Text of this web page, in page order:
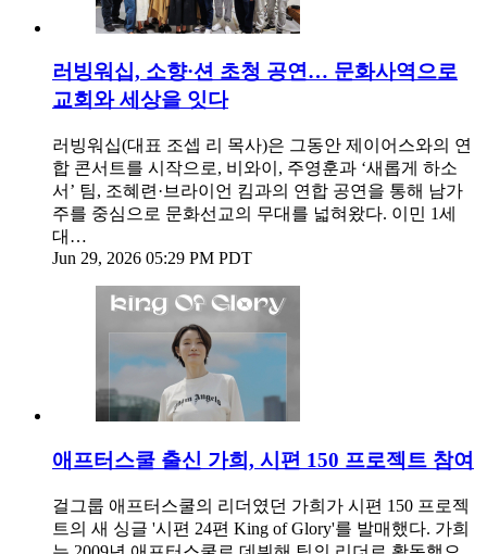
러빙워십, 소향·션 초청 공연… 문화사역으로
교회와 세상을 잇다
러빙워십(대표 조셉 리 목사)은 그동안 제이어스와의 연
합 콘서트를 시작으로, 비와이, 주영훈과 ‘새롭게 하소
서’ 팀, 조혜련·브라이언 킴과의 연합 공연을 통해 남가
주를 중심으로 문화선교의 무대를 넓혀왔다. 이민 1세
대…
Jun 29, 2026 05:29 PM PDT
애프터스쿨 출신 가희, 시편 150 프로젝트 참여
걸그룹 애프터스쿨의 리더였던 가희가 시편 150 프로젝
트의 새 싱글 '시편 24편 King of Glory'를 발매했다. 가희